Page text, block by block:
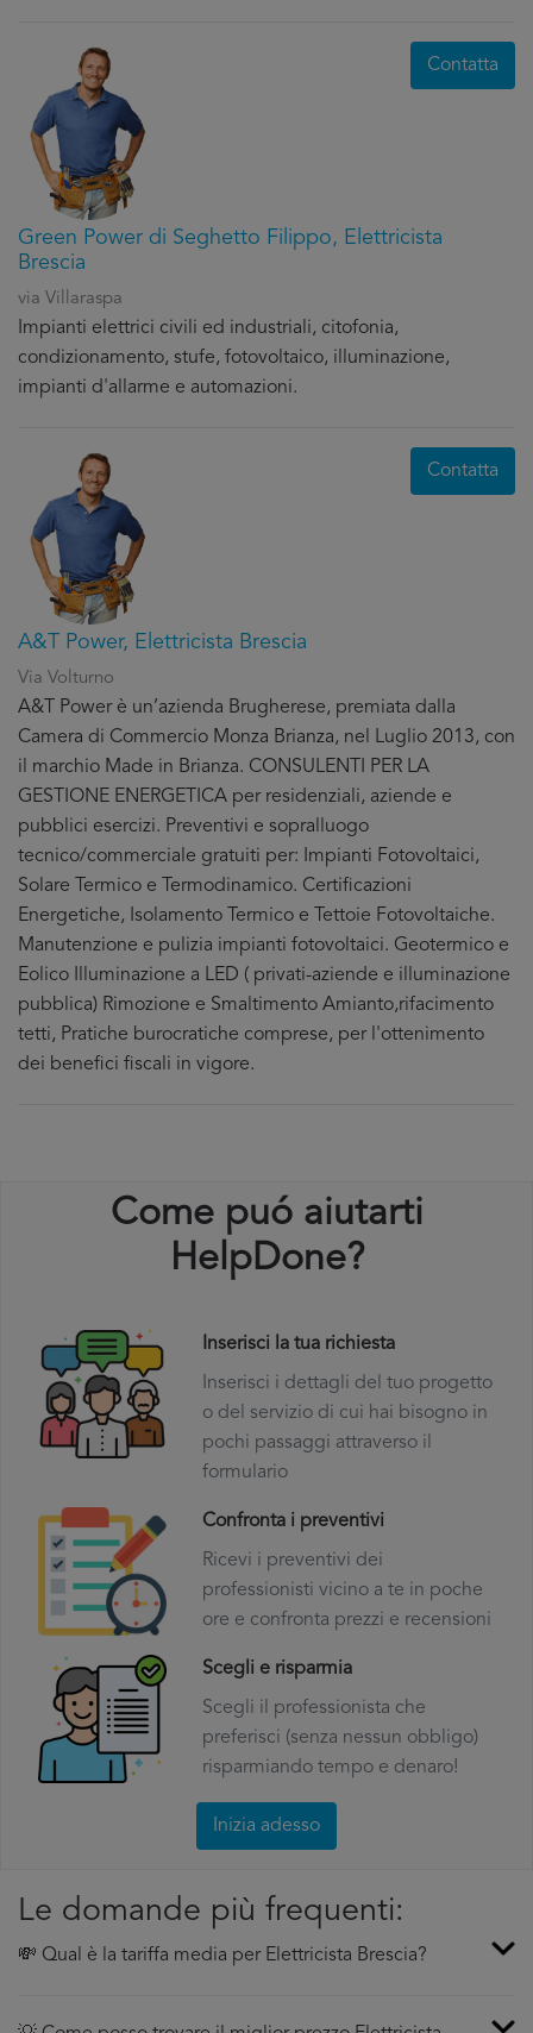
Green Power di Seghetto Filippo, Elettricista
Brescia
via Villaraspa
Impianti elettrici civili ed industriali, citofonia,
condizionamento, stufe, fotovoltaico, illuminazione,
impianti d'allarme e automazioni.
Contatta
A&T Power, Elettricista Brescia
Via Volturno
A&T Power è un’azienda Brugherese, premiata dalla
Camera di Commercio Monza Brianza, nel Luglio 2013, con
il marchio Made in Brianza. CONSULENTI PER LA
GESTIONE ENERGETICA per residenziali, aziende e
pubblici esercizi. Preventivi e sopralluogo
tecnico/commerciale gratuiti per: Impianti Fotovoltaici,
Solare Termico e Termodinamico. Certificazioni
Energetiche, Isolamento Termico e Tettoie Fotovoltaiche.
Manutenzione e pulizia impianti fotovoltaici. Geotermico e
Eolico Illuminazione a LED ( privati-aziende e illuminazione
pubblica) Rimozione e Smaltimento Amianto,rifacimento
tetti, Pratiche burocratiche comprese, per l'ottenimento
dei benefici fiscali in vigore.
Contatta
Come puó aiutarti
HelpDone?
Inserisci la tua richiesta
Inserisci i dettagli del tuo progetto
o del servizio di cui hai bisogno in
pochi passaggi attraverso il
formulario
Confronta i preventivi
Ricevi i preventivi dei
professionisti vicino a te in poche
ore e confronta prezzi e recensioni
Scegli e risparmia
Scegli il professionista che
preferisci (senza nessun obbligo)
risparmiando tempo e denaro!
Inizia adesso
Le domande più frequenti:
💸 Qual è la tariffa media per Elettricista Brescia?